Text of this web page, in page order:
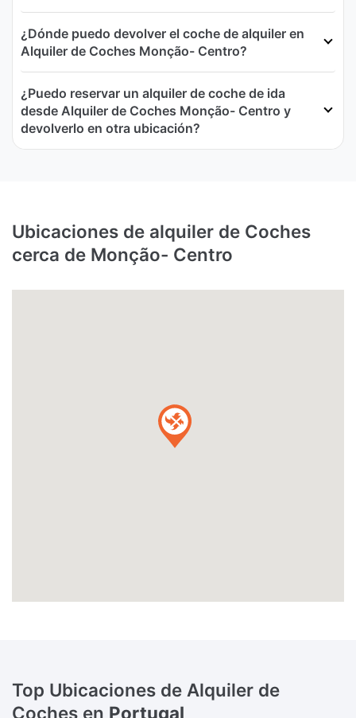
¿Dónde puedo devolver el coche de alquiler en
Alquiler de Coches Monção- Centro?
¿Puedo reservar un alquiler de coche de ida
desde Alquiler de Coches Monção- Centro y
devolverlo en otra ubicación?
Ubicaciones de alquiler de Coches
cerca de Monção- Centro
Top Ubicaciones de Alquiler de
Coches en Portugal